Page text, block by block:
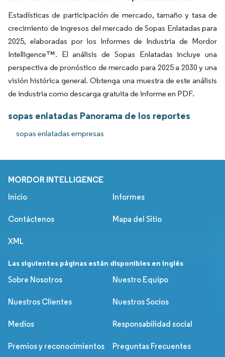
Estadísticas de participación de mercado, tamaño y tasa de
crecimiento de ingresos del mercado de Sopas Enlatadas para
2025, elaboradas por los Informes de Industria de Mordor
Intelligence™. El análisis de Sopas Enlatadas incluye una
perspectiva de pronóstico de mercado para 2025 a 2030 y una
visión histórica general. Obtenga una muestra de este análisis
de industria como descarga gratuita de informe en PDF.
sopas enlatadas Panorama de los reportes
sopas enlatadas empresas
MORDOR INTELLIGENCE
Inicio Informes
Contáctenos Mapa del Sitio
XML
Las siguientes páginas están disponibles en inglés
Sobre Nosotros
Nuestro Equipo
Nuestros Clientes Nuestros Socios
Medios Responsabilidad social
Premios y reconocimientos Preguntas Frecuentes